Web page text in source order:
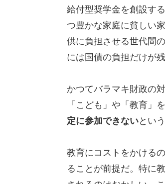
給付型奨学金を創設す
つ豊かな家庭に貧しい
供に負担させる世代間
には国債の負担だけが残
かつてバラマキ財政の
「こども」や「教育」
定に参加できないとい
教育にコストをかける
ることが前提だ。特に